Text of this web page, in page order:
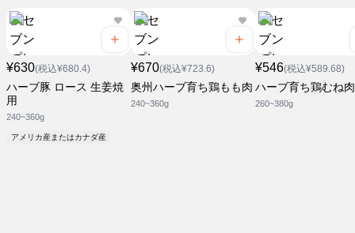
¥630(税込¥680.4)
ハーブ豚 ロース 生姜焼
用
240~360g
アメリカ産またはカナダ産
¥670(税込¥723.6)
奥州ハーブ育ち鶏もも肉
240~360g
¥546(税込¥589.68)
ハーブ育ち鶏むね肉
260~380g